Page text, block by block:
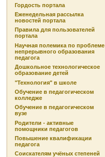
Гордость портала
Еженедельная рассылка
новостей портала
Правила для пользователей
портала
Научная полемика по проблеме
непрерывного образования
педагога
Дошкольное технологическое
образование детей
"Технология" в школе
Обучение в педагогическом
колледже
Обучение в педагогическом
вузе
Родители - активные
помощники педагогов
Повышение квалификации
педагога
Соискателям учёных степеней